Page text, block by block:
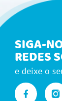
SIGA-
REDES
e deixe o